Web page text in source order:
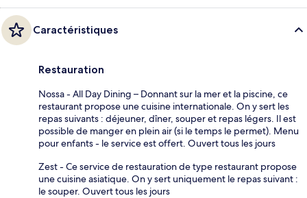
Caractéristiques
Restauration
Nossa - All Day Dining – Donnant sur la mer et la piscine, ce
restaurant propose une cuisine internationale. On y sert les
repas suivants : déjeuner, dîner, souper et repas légers. Il est
possible de manger en plein air (si le temps le permet). Menu
pour enfants - le service est offert. Ouvert tous les jours
Zest - Ce service de restauration de type restaurant propose
une cuisine asiatique. On y sert uniquement le repas suivant :
le souper. Ouvert tous les jours